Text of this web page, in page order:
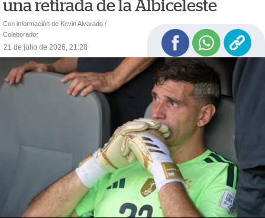
una retirada de la Albiceleste
Con información de Kevin Alvarado /
Colaborador
21 de julio de 2026, 21:28